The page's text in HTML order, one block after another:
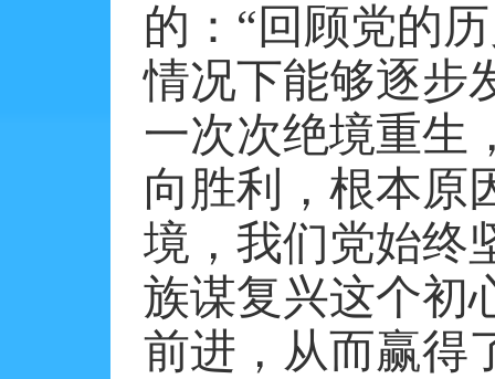
的： “回顾党的
情况下能够逐步
一次次绝境重生
向胜利，根本原
境，我们党始终
族谋复兴这个初
前进，从而赢得